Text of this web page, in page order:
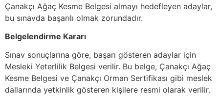
Çanakçı Ağaç Kesme Belgesi almayı hedefleyen adaylar,
bu sınavda başarılı olmak zorundadır.
Belgelendirme Kararı
Sınav sonuçlarına göre, başarı gösteren adaylar için
Mesleki Yeterlilik Belgesi verilir. Bu belge, Çanakçı Ağaç
Kesme Belgesi ve Çanakçı Orman Sertifikası gibi meslek
dallarında yetkinlik gösteren kişilere resmi olarak verilir.